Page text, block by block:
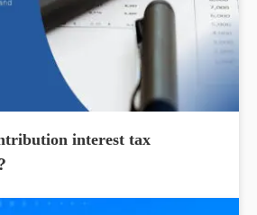
interest tax